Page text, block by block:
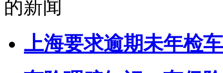
的新闻
上海要求逾期未年检